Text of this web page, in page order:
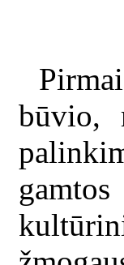
būvio,